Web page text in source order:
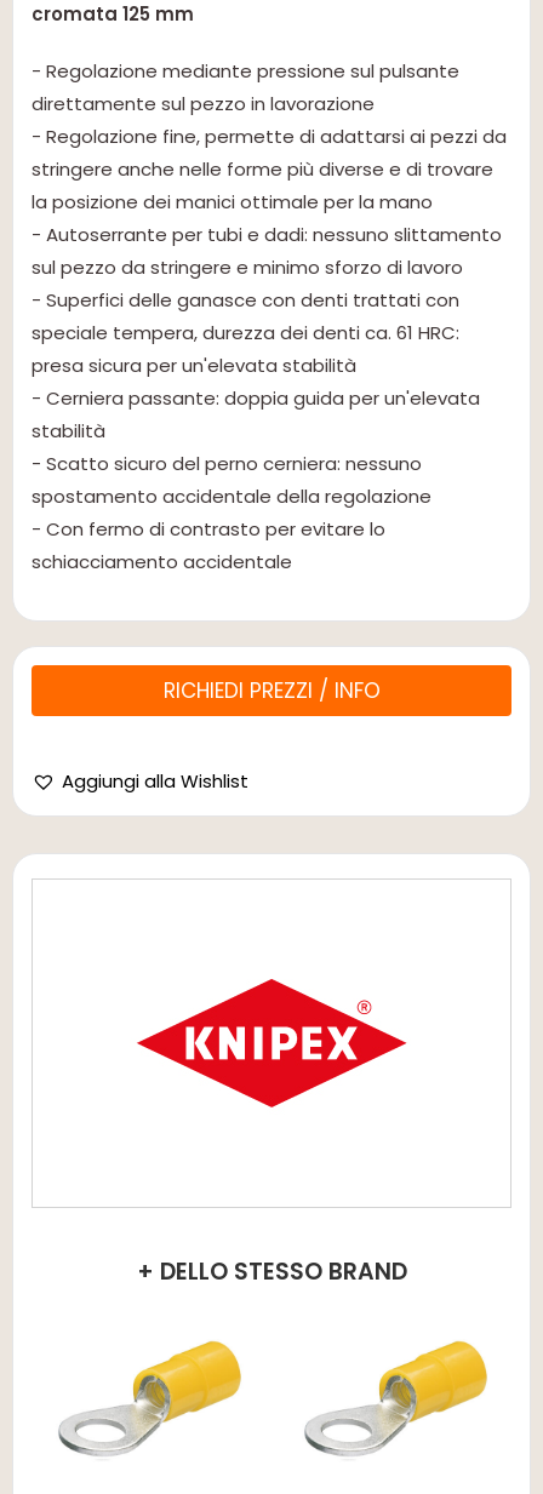
cromata 125 mm
- Regolazione mediante pressione sul pulsante
direttamente sul pezzo in lavorazione
- Regolazione fine, permette di adattarsi ai pezzi da
stringere anche nelle forme più diverse e di trovare
la posizione dei manici ottimale per la mano
- Autoserrante per tubi e dadi: nessuno slittamento
sul pezzo da stringere e minimo sforzo di lavoro
- Superfici delle ganasce con denti trattati con
speciale tempera, durezza dei denti ca. 61 HRC:
presa sicura per un'elevata stabilità
- Cerniera passante: doppia guida per un'elevata
stabilità
- Scatto sicuro del perno cerniera: nessuno
spostamento accidentale della regolazione
- Con fermo di contrasto per evitare lo
schiacciamento accidentale
RICHIEDI PREZZI / INFO
Aggiungi alla Wishlist
+ DELLO STESSO BRAND